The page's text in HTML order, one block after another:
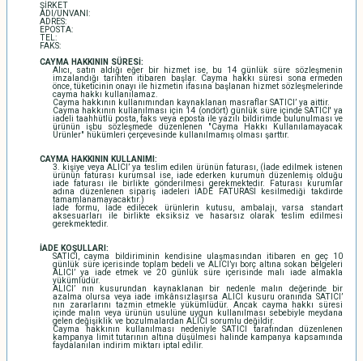
ŞİRKET
ADI/UNVANI:
ADRES:
EPOSTA:
TEL:
FAKS:
CAYMA HAKKININ SÜRESİ:
Alıcı, satın aldığı eğer bir hizmet ise, bu 14 günlük süre sözleşmenin
imzalandığı tarihten itibaren başlar. Cayma hakkı süresi sona ermeden
önce, tüketicinin onayı ile hizmetin ifasına başlanan hizmet sözleşmelerinde
cayma hakkı kullanılamaz.
Cayma hakkının kullanımından kaynaklanan masraflar SATICI’ ya aittir.
Cayma hakkının kullanılması için 14 (ondört) günlük süre içinde SATICI' ya
iadeli taahhütlü posta, faks veya eposta ile yazılı bildirimde bulunulması ve
ürünün işbu sözleşmede düzenlenen "Cayma Hakkı Kullanılamayacak
Ürünler" hükümleri çerçevesinde kullanılmamış olması şarttır.
CAYMA HAKKININ KULLANIMI:
3. kişiye veya ALICI’ ya teslim edilen ürünün faturası, (İade edilmek istenen
ürünün faturası kurumsal ise, iade ederken kurumun düzenlemiş olduğu
iade faturası ile birlikte gönderilmesi gerekmektedir. Faturası kurumlar
adına düzenlenen sipariş iadeleri İADE FATURASI kesilmediği takdirde
tamamlanamayacaktır.)
İade formu, İade edilecek ürünlerin kutusu, ambalajı, varsa standart
aksesuarları ile birlikte eksiksiz ve hasarsız olarak teslim edilmesi
gerekmektedir.
İADE KOŞULLARI:
SATICI, cayma bildiriminin kendisine ulaşmasından itibaren en geç 10
günlük süre içerisinde toplam bedeli ve ALICI’yı borç altına sokan belgeleri
ALICI’ ya iade etmek ve 20 günlük süre içerisinde malı iade almakla
yükümlüdür.
ALICI’ nın kusurundan kaynaklanan bir nedenle malın değerinde bir
azalma olursa veya iade imkânsızlaşırsa ALICI kusuru oranında SATICI’
nın zararlarını tazmin etmekle yükümlüdür. Ancak cayma hakkı süresi
içinde malın veya ürünün usulüne uygun kullanılması sebebiyle meydana
gelen değişiklik ve bozulmalardan ALICI sorumlu değildir.
Cayma hakkının kullanılması nedeniyle SATICI tarafından düzenlenen
kampanya limit tutarının altına düşülmesi halinde kampanya kapsamında
faydalanılan indirim miktarı iptal edilir.